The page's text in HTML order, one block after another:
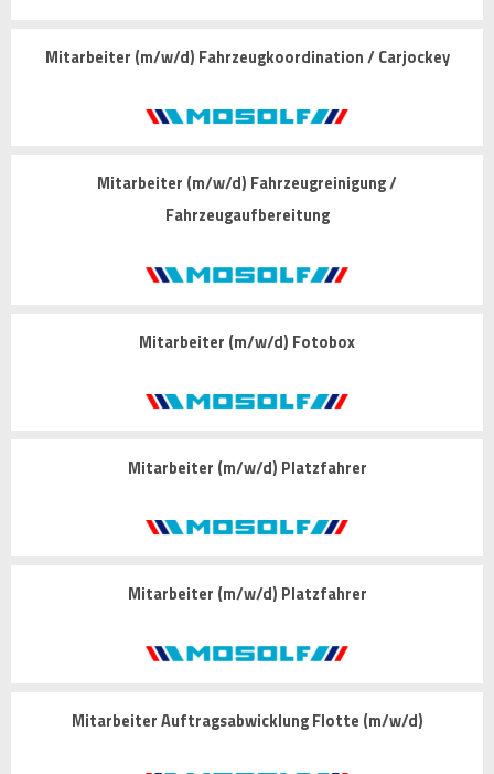
Mitarbeiter (m/w/d) Fahrzeugkoordination / Carjockey
Mitarbeiter (m/w/d) Fahrzeugreinigung /
Fahrzeugaufbereitung
Mitarbeiter (m/w/d) Fotobox
Mitarbeiter (m/w/d) Platzfahrer
Mitarbeiter (m/w/d) Platzfahrer
Mitarbeiter Auftragsabwicklung Flotte (m/w/d)